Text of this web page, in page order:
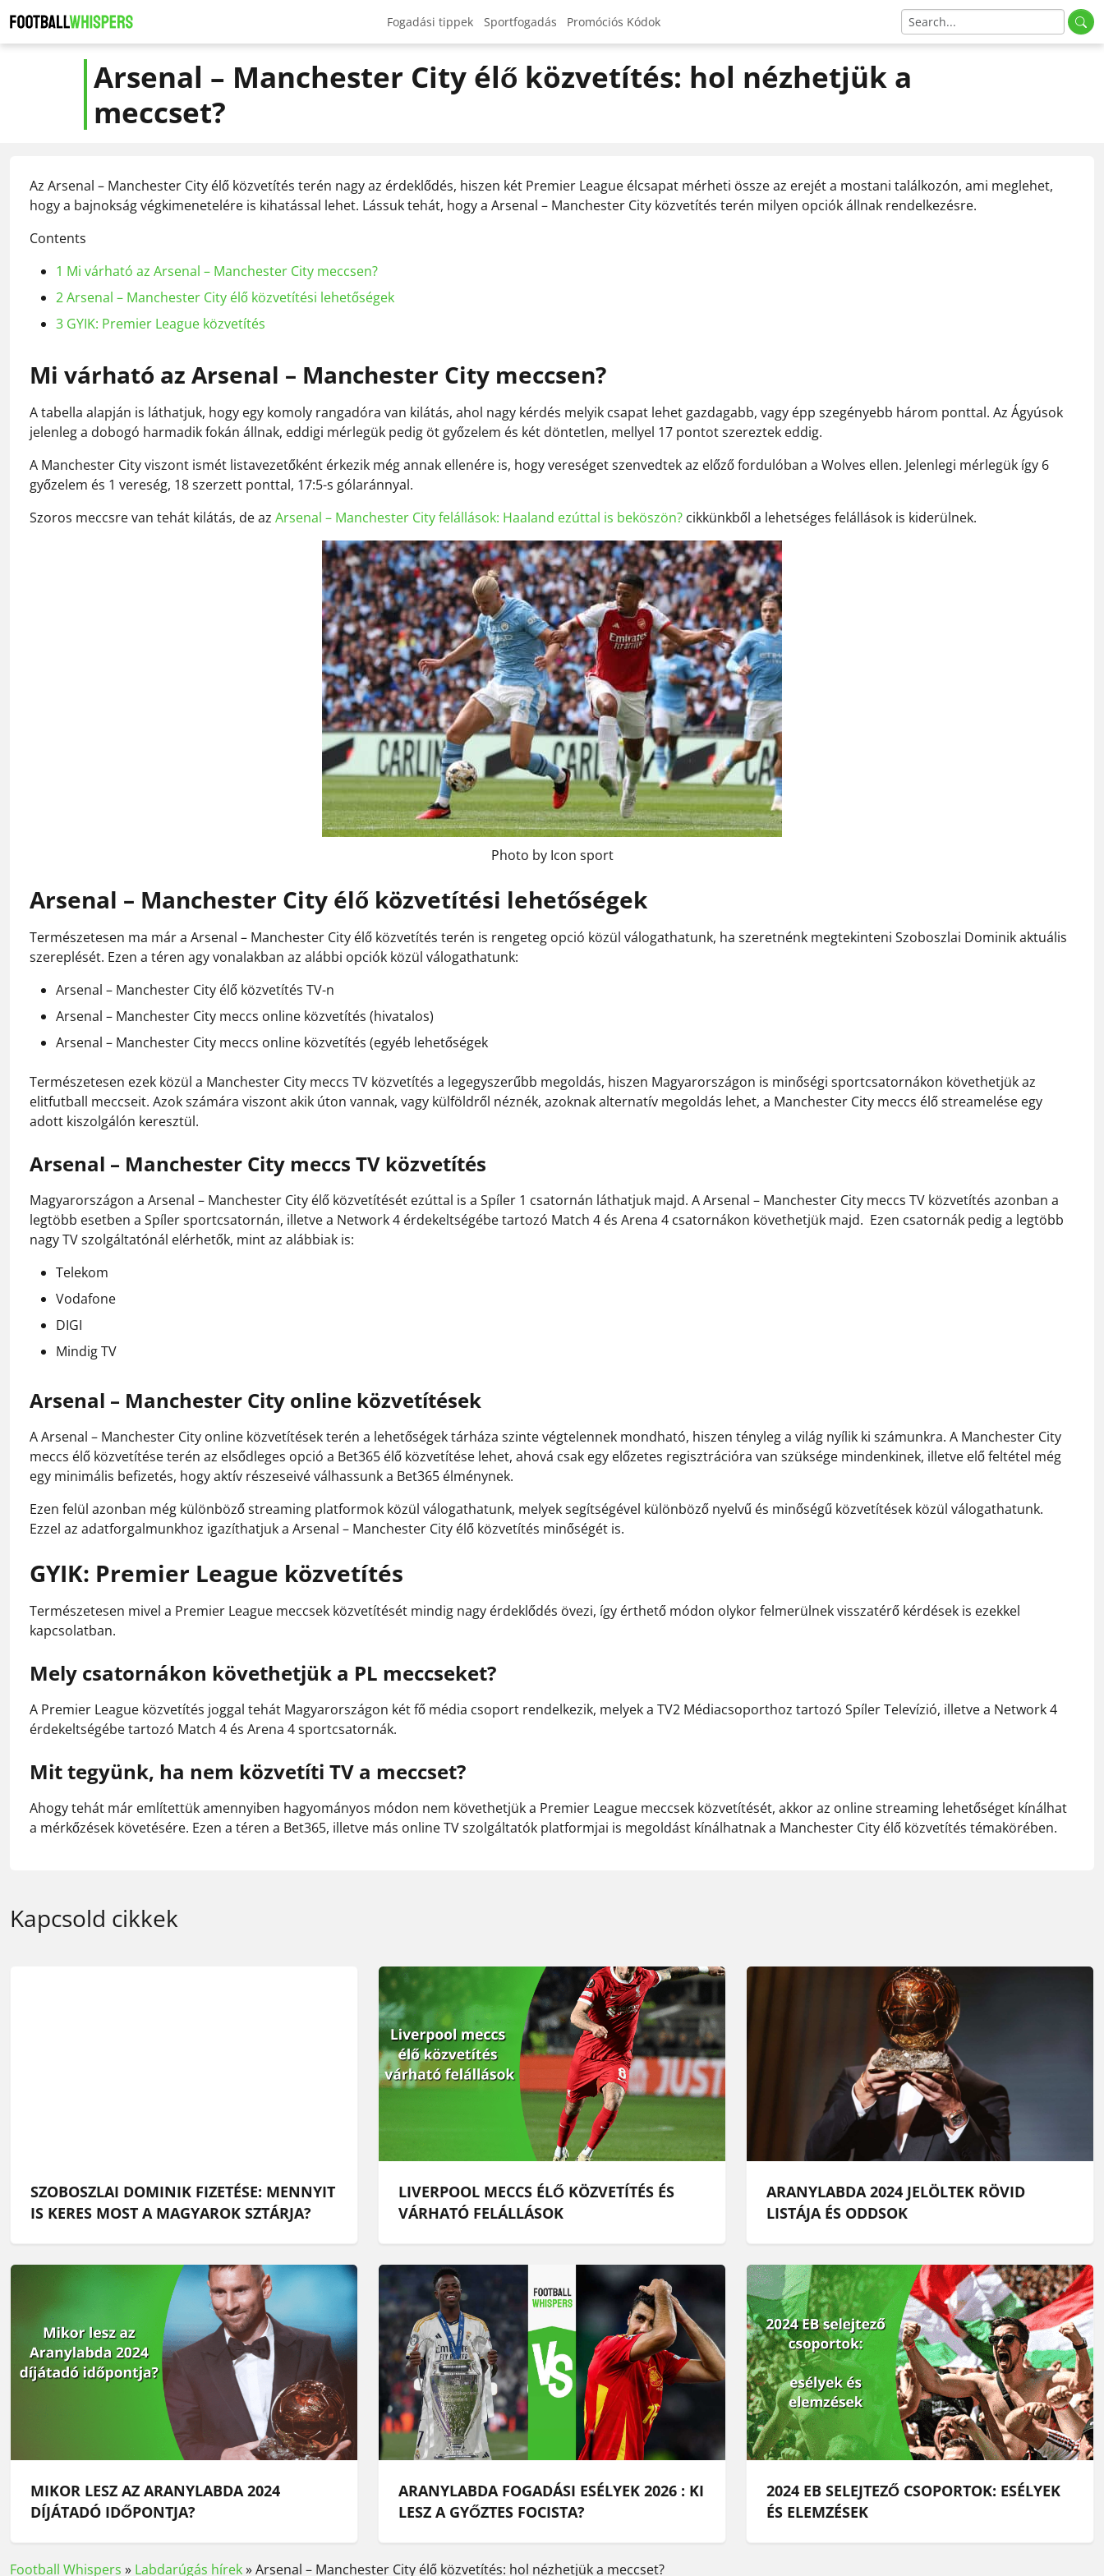
Fogadási tippek Sportfogadás
Legjobb sportfogadási alkalmazás
Promóciós Kódok
Boabet Promóciós kód
MostBet promókód
1xBet promóciós kód
Arsenal – Manchester City élő közvetítés: hol nézhetjük a
meccset?
Az Arsenal – Manchester City élő közvetítés terén nagy az érdeklődés, hiszen két Premier League élcsapat mérheti össze az erejét a mostani találkozón, ami meglehet,
hogy a bajnokság végkimenetelére is kihatással lehet. Lássuk tehát, hogy a Arsenal – Manchester City közvetítés terén milyen opciók állnak rendelkezésre.
Contents
1 Mi várható az Arsenal – Manchester City meccsen?
2Arsenal – Manchester City élő közvetítési lehetőségek
3 GYIK: Premier League közvetítés
Mi várható az Arsenal – Manchester City meccsen?
A tabella alapján is láthatjuk, hogy egy komoly rangadóra van kilátás, ahol nagy kérdés melyik csapat lehet gazdagabb, vagy épp szegényebb három ponttal. Az Ágyúsok
jelenleg a dobogó harmadik fokán állnak, eddigi mérlegük pedig öt győzelem és két döntetlen, mellyel 17 pontot szereztek eddig.
A Manchester City viszont ismét listavezetőként érkezik még annak ellenére is, hogy vereséget szenvedtek az előző fordulóban a Wolves ellen. Jelenlegi mérlegük így 6
győzelem és 1 vereség, 18 szerzett ponttal, 17:5-s gólaránnyal.
Szoros meccsre van tehát kilátás, de az Arsenal – Manchester City felállások: Haaland ezúttal is beköszön? cikkünkből a lehetséges felállások is kiderülnek.
Photo by Icon sport
Arsenal – Manchester City élő közvetítési lehetőségek
Természetesen ma már a Arsenal – Manchester City élő közvetítés terén is rengeteg opció közül válogathatunk, ha szeretnénk megtekinteni Szoboszlai Dominik aktuális
szereplését. Ezen a téren agy vonalakban az alábbi opciók közül válogathatunk:
Arsenal – Manchester City élő közvetítés TV-n
Arsenal – Manchester City meccs online közvetítés (hivatalos)
Arsenal – Manchester City meccs online közvetítés (egyéb lehetőségek
Természetesen ezek közül a Manchester City meccs TV közvetítés a legegyszerűbb megoldás, hiszen Magyarországon is minőségi sportcsatornákon követhetjük az
elitfutball meccseit. Azok számára viszont akik úton vannak, vagy külföldről néznék, azoknak alternatív megoldás lehet, a Manchester City meccs élő streamelése egy
adott kiszolgálón keresztül.
Arsenal – Manchester City meccs TV közvetítés
Magyarországon a Arsenal – Manchester City élő közvetítését ezúttal is a Spíler 1 csatornán láthatjuk majd. A Arsenal – Manchester City meccs TV közvetítés azonban a
legtöbb esetben a Spíler sportcsatornán, illetve a Network 4 érdekeltségébe tartozó Match 4 és Arena 4 csatornákon követhetjük majd. Ezen csatornák pedig a legtöbb
nagy TV szolgáltatónál elérhetők, mint az alábbiak is:
Telekom
Vodafone
DIGI
Mindig TV
Arsenal – Manchester City online közvetítések
A Arsenal – Manchester City online közvetítések terén a lehetőségek tárháza szinte végtelennek mondható, hiszen tényleg a világ nyílik ki számunkra. A Manchester City
meccs élő közvetítése terén az elsődleges opció a Bet365 élő közvetítése lehet, ahová csak egy előzetes regisztrációra van szüksége mindenkinek, illetve elő feltétel még
egy minimális befizetés, hogy aktív részeseivé válhassunk a Bet365 élménynek.
Ezen felül azonban még különböző streaming platformok közül válogathatunk, melyek segítségével különböző nyelvű és minőségű közvetítések közül válogathatunk.
Ezzel az adatforgalmunkhoz igazíthatjuk a Arsenal – Manchester City élő közvetítés minőségét is.
GYIK: Premier League közvetítés
Természetesen mivel a Premier League meccsek közvetítését mindig nagy érdeklődés övezi, így érthető módon olykor felmerülnek visszatérő kérdések is ezekkel
kapcsolatban.
Mely csatornákon követhetjük a PL meccseket?
A Premier League közvetítés joggal tehát Magyarországon két fő média csoport rendelkezik, melyek a TV2 Médiacsoporthoz tartozó Spíler Televízió, illetve a Network 4
érdekeltségébe tartozó Match 4 és Arena 4 sportcsatornák.
Mit tegyünk, ha nem közvetíti TV a meccset?
Ahogy tehát már említettük amennyiben hagyományos módon nem követhetjük a Premier League meccsek közvetítését, akkor az online streaming lehetőséget kínálhat
a mérkőzések követésére. Ezen a téren a Bet365, illetve más online TV szolgáltatók platformjai is megoldást kínálhatnak a Manchester City élő közvetítés témakörében.
Kapcsold cikkek
SZOBOSZLAI DOMINIK FIZETÉSE: MENNYIT
IS KERES MOST A MAGYAROK SZTÁRJA?
LIVERPOOL MECCS ÉLŐ KÖZVETÍTÉS ÉS
VÁRHATÓ FELÁLLÁSOK
ARANYLABDA 2024 JELÖLTEK RÖVID
LISTÁJA ÉS ODDSOK
MIKOR LESZ AZ ARANYLABDA 2024
DÍJÁTADÓ IDŐPONTJA?
ARANYLABDA FOGADÁSI ESÉLYEK 2026 : KI
LESZ A GYŐZTES FOCISTA?
2024 EB SELEJTEZŐ CSOPORTOK: ESÉLYEK
ÉS ELEMZÉSEK
Football Whispers » Labdarúgás hírek»Arsenal – Manchester City élő közvetítés: hol nézhetjük a meccset?